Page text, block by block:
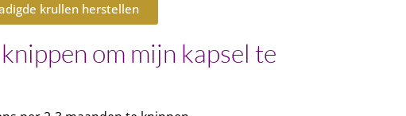
krullen herstellen
om mijn kapsel te